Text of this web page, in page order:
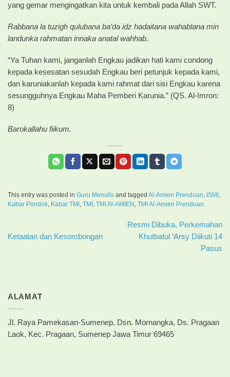
yang gemar mengingatkan kita untuk kembali pada Allah SWT.
Rabbana la tuzigh qulubana ba’da idz hadaitana wahablana min
landunka rahmatan innaka anatal wahhab.
“Ya Tuhan kami, janganlah Engkau jadikan hati kami condong
kepada kesesatan sesudah Engkau beri petunjuk kepada kami,
dan karuniakanlah kepada kami rahmat dari sisi Engkau karena
sesungguhnya Engkau Maha Pemberi Karunia.” (QS. Al-Imron:
8)
Barokallahu fiikum.
This entry was posted in Guru Menulis and tagged Al-Amien Prenduan ISMI
Kabar Pondok Kabar TMI TMI TMI Al-AMIEN TMI Al-Amien Prenduan
Ketaatan dan Kesombongan
Resmi Dibuka, Perkemahan
Khutbatul ‘Arsy Diikuti 14
Pasus
ALAMAT
Jl. Raya Pamekasan-Sumenep, Dsn. Mornangka, Ds. Pragaan
Laok, Kec. Pragaan, Sumenep Jawa Timur 69465